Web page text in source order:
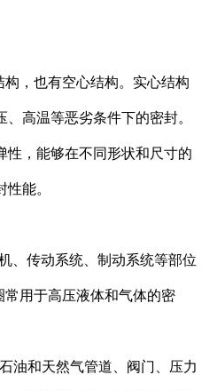
，也有空心结构。实心结构
高温等恶劣条件下的密封。
性，能够在不同形状和尺寸的
能。
、传动系统、制动系统等部位
用于高压液体和气体的密
油和天然气管道、阀门、压力